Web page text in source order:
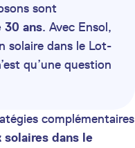
sont
30 ans. Avec Ensol,
solaire dans le Lot-
qu’une question
complémentaires
dans le